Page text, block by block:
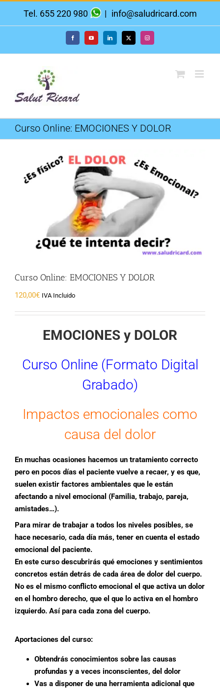
Tel. 655 220 980 | info@saludricard.com
FacebookYouTube LinkedIn X Instagram
Curso Online: EMOCIONES Y DOLOR
Curso Online: EMOCIONES Y DOLOR
120,00€ IVA Incluido
EMOCIONES y DOLOR
Curso Online (Formato Digital
Grabado)
Impactos emocionales como
causa del dolor
En muchas ocasiones hacemos un tratamiento correcto
pero en pocos días el paciente vuelve a recaer, y es que,
suelen existir factores ambientales que le están
afectando a nivel emocional (Familia, trabajo, pareja,
amistades…).
Para mirar de trabajar a todos los niveles posibles, se
hace necesario, cada día más, tener en cuenta el estado
emocional del paciente.
En este curso descubrirás qué emociones y sentimientos
concretos están detrás de cada área de dolor del cuerpo.
No es el mismo conflicto emocional el que activa un dolor
en el hombro derecho, que el que lo activa en el hombro
izquierdo. Así para cada zona del cuerpo.
Aportaciones del curso:
Obtendrás conocimientos sobre las causas
profundas y a veces inconscientes, del dolor
Vas a disponer de una herramienta adicional que